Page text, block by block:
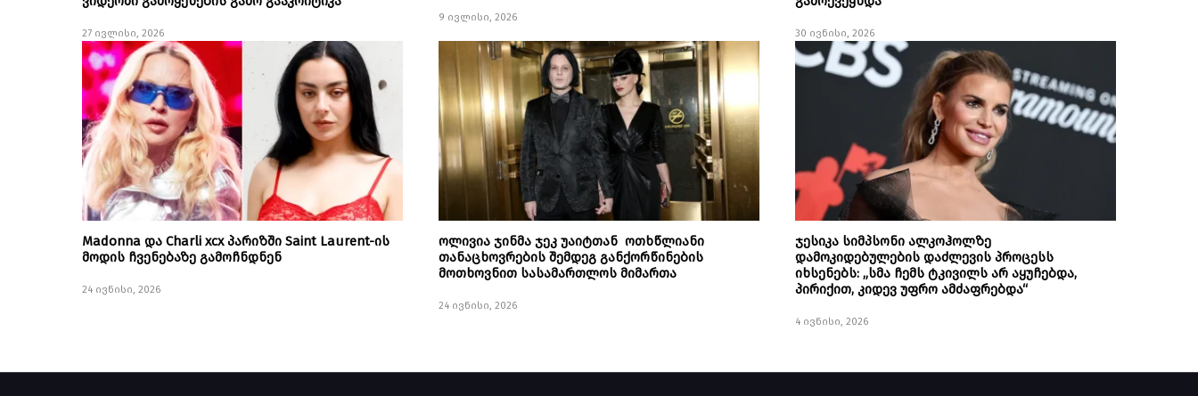
27 ივლისი, 2026
9 ივლისი, 2026
30 ივნისი, 2026
Madonna და Charli xcx პარიზში Saint Laurent-ის
მოდის ჩვენებაზე გამოჩნდნენ
24 ივნისი, 2026
ოლივია ჯინმა ჯეკ უაიტთან ოთხწლიანი
თანაცხოვრების შემდეგ განქორწინების
მოთხოვნით სასამართლოს მიმართა
24 ივნისი, 2026
ჯესიკა სიმპსონი ალკოჰოლზე
დამოკიდებულების დაძლევის პროცესს
იხსენებს: „სმა ჩემს ტკივილს არ აყუჩებდა,
პირიქით, კიდევ უფრო ამძაფრებდა“
4 ივნისი, 2026